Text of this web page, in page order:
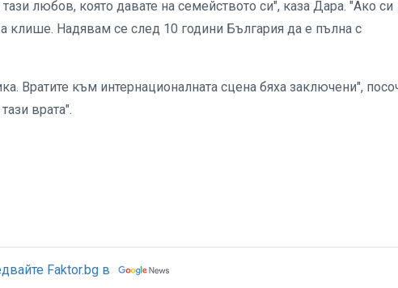
любов, която давате на семейството си", каза Дара. "Ако си
клише. Надявам се след 10 години България да е пълна с
Вратите към интернационалната сцена бяха заключени",
врата".
Faktor.bg в